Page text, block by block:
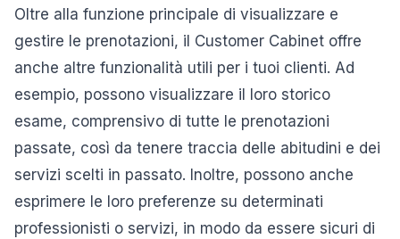
Oltre alla funzione principale di visualizzare e
gestire le prenotazioni, il Customer Cabinet offre
anche altre funzionalità utili per i tuoi clienti. Ad
esempio, possono visualizzare il loro storico
esame, comprensivo di tutte le prenotazioni
passate, così da tenere traccia delle abitudini e dei
servizi scelti in passato. Inoltre, possono anche
esprimere le loro preferenze su determinati
professionisti o servizi, in modo da essere sicuri di